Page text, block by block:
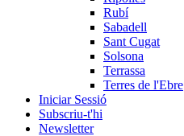
Rubí
Sabadell
Sant Cugat
Solsona
Terrassa
Terres de l'Ebre
Iniciar Sessió
Subscriu-t'hi
Newsletter